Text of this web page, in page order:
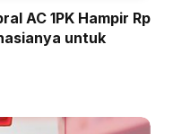
AC 1PK Hampir Rp
untuk